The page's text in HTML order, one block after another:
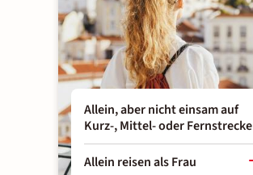
Allein, aber nicht einsam auf
Kurz-, Mittel- oder Fernstrecke
Allein reisen als Frau